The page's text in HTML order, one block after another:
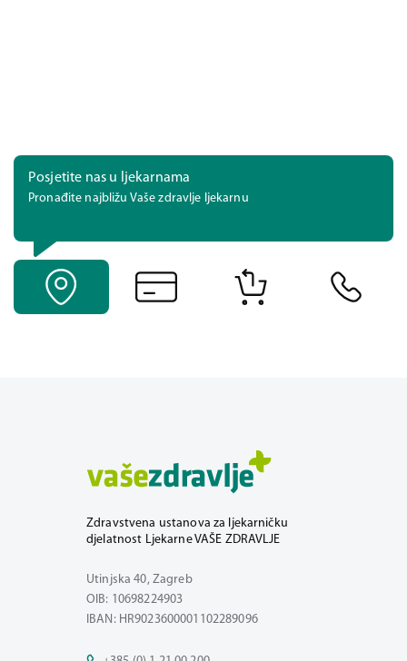
Posjetite nas u ljekarnama
Pronađite najbližu Vaše zdravlje ljekarnu
Zdravstvena ustanova za ljekarničku
djelatnost Ljekarne VAŠE ZDRAVLJE
Utinjska 40, Zagreb
OIB: 10698224903
IBAN: HR9023600001102289096